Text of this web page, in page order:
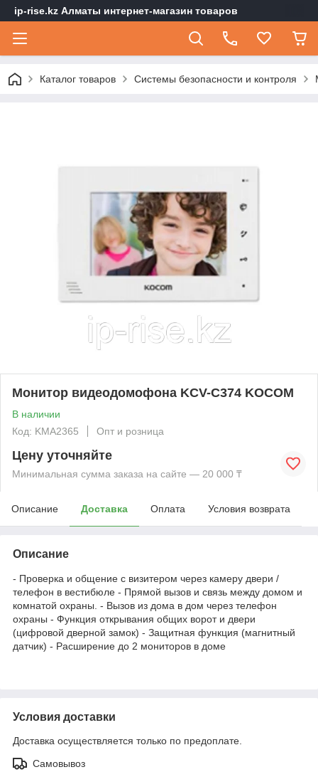
ip-rise.kz Алматы интернет-магазин товаров
Каталог товаров Системы безопасности и контроля
Монитор видеодомофона KCV-C374 KOCOM
В наличии
Код: KMА2365
Опт и розница
Цену уточняйте
Минимальная сумма заказа на сайте — 20 000 ₸
Описание Доставка Оплата Условия возврата
Описание
- Проверка и общение с визитером через камеру двери /
телефон в вестибюле - Прямой вызов и связь между домом и
комнатой охраны. - Вызов из дома в дом через телефон
охраны - Функция открывания общих ворот и двери
(цифровой дверной замок) - Защитная функция (магнитный
датчик) - Расширение до 2 мониторов в доме
Условия доставки
Доставка осуществляется только по предоплате.
Самовывоз